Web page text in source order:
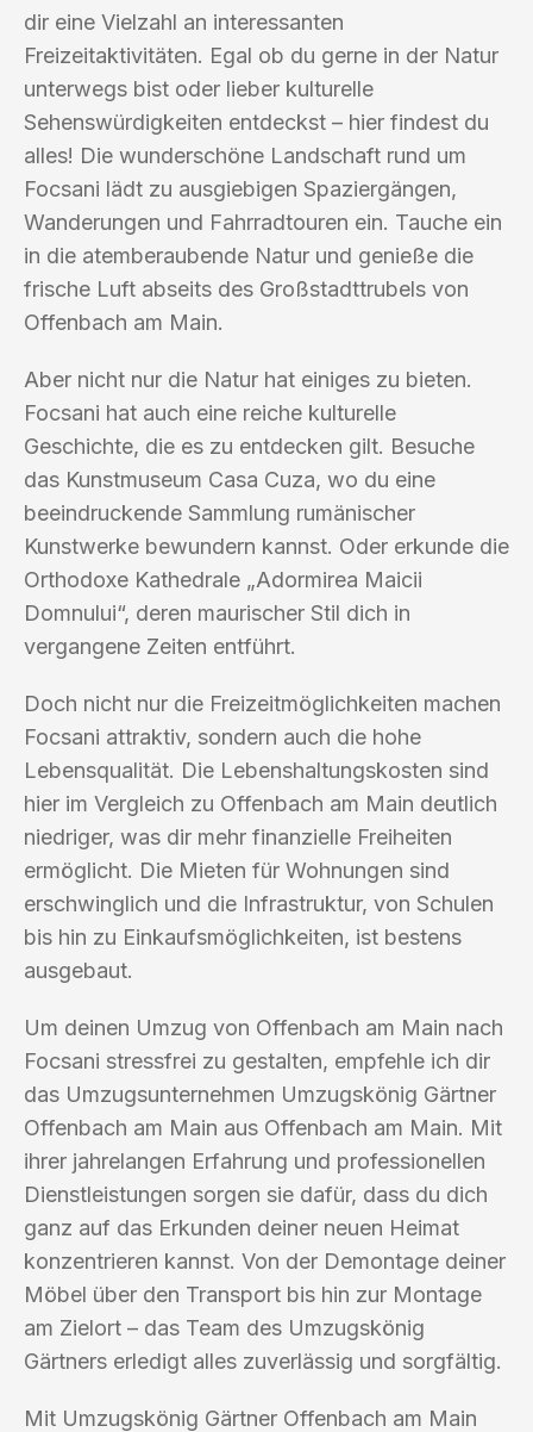
dir eine Vielzahl an interessanten
Freizeitaktivitäten. Egal ob du gerne in der Natur
unterwegs bist oder lieber kulturelle
Sehenswürdigkeiten entdeckst – hier findest du
alles! Die wunderschöne Landschaft rund um
Focsani lädt zu ausgiebigen Spaziergängen,
Wanderungen und Fahrradtouren ein. Tauche ein
in die atemberaubende Natur und genieße die
frische Luft abseits des Großstadttrubels von
Offenbach am Main.
Aber nicht nur die Natur hat einiges zu bieten.
Focsani hat auch eine reiche kulturelle
Geschichte, die es zu entdecken gilt. Besuche
das Kunstmuseum Casa Cuza, wo du eine
beeindruckende Sammlung rumänischer
Kunstwerke bewundern kannst. Oder erkunde die
Orthodoxe Kathedrale „Adormirea Maicii
Domnului“, deren maurischer Stil dich in
vergangene Zeiten entführt.
Doch nicht nur die Freizeitmöglichkeiten machen
Focsani attraktiv, sondern auch die hohe
Lebensqualität. Die Lebenshaltungskosten sind
hier im Vergleich zu Offenbach am Main deutlich
niedriger, was dir mehr finanzielle Freiheiten
ermöglicht. Die Mieten für Wohnungen sind
erschwinglich und die Infrastruktur, von Schulen
bis hin zu Einkaufsmöglichkeiten, ist bestens
ausgebaut.
Um deinen Umzug von Offenbach am Main nach
Focsani stressfrei zu gestalten, empfehle ich dir
das Umzugsunternehmen Umzugskönig Gärtner
Offenbach am Main aus Offenbach am Main. Mit
ihrer jahrelangen Erfahrung und professionellen
Dienstleistungen sorgen sie dafür, dass du dich
ganz auf das Erkunden deiner neuen Heimat
konzentrieren kannst. Von der Demontage deiner
Möbel über den Transport bis hin zur Montage
am Zielort – das Team des Umzugskönig
Gärtners erledigt alles zuverlässig und sorgfältig.
Mit Umzugskönig Gärtner Offenbach am Main